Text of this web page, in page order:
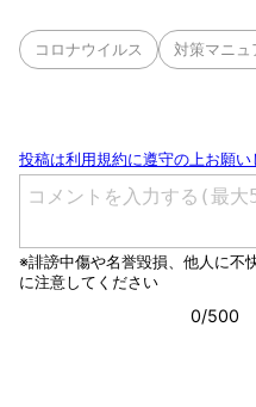
コロナウイルス 対策マニュ